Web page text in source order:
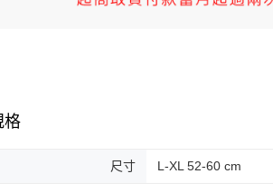
格
尺寸 L-XL 52-60 cm